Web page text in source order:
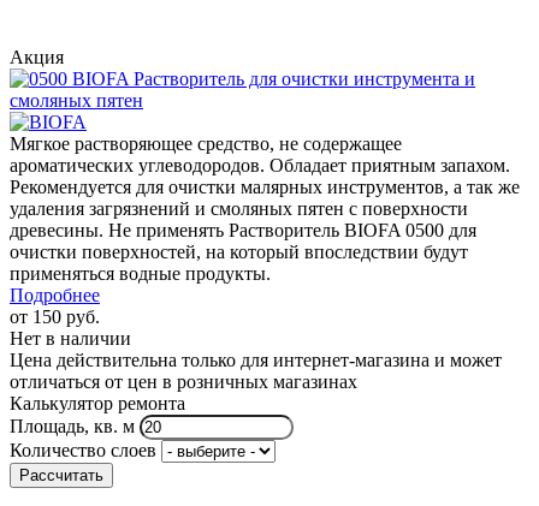
Акция
Мягкое растворяющее средство, не содержащее
ароматических углеводородов. Обладает приятным запахом.
Рекомендуется для очистки малярных инструментов, а так же
удаления загрязнений и смоляных пятен с поверхности
древесины. Не применять Растворитель BIOFA 0500 для
очистки поверхностей, на который впоследствии будут
применяться водные продукты.
Подробнее
от 150 руб.
Нет в наличии
Цена действительна только для интернет-магазина и может
отличаться от цен в розничных магазинах
Калькулятор ремонта
Площадь, кв. м
Количество слоев
Рассчитать